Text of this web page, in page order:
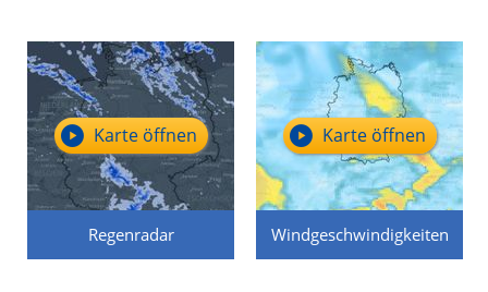
Regenradar
Karte öffnen
Windgeschwindigkeiten
Karte öffnen